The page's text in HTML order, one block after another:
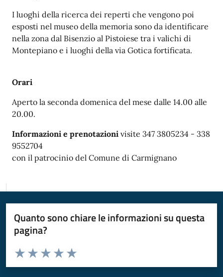
I luoghi della ricerca dei reperti che vengono poi
esposti nel museo della memoria sono da identificare
nella zona dal Bisenzio al Pistoiese tra i valichi di
Montepiano e i luoghi della via Gotica fortificata.
Orari
Aperto la seconda domenica del mese dalle 14.00 alle
20.00.
Informazioni e prenotazioni visite 347 3805234 - 338
9552704
con il patrocinio del Comune di Carmignano
Quanto sono chiare le informazioni su questa
pagina?
Valuta da 1 a 5 stelle la pagina
Valuta 5 stelle su 5
Valuta 4 stelle su 5
Valuta 3 stelle su 5
Valuta 2 stelle su 5
Valuta 1 stelle su 5